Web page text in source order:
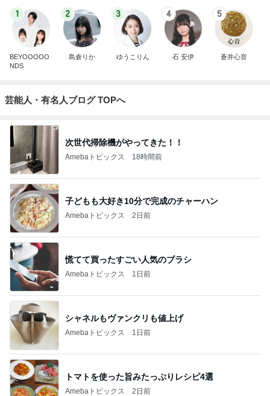
1
BEYOOOOO
NDS
2
島倉りか
3
ゆうこりん
4
石 安伊
5
蒼井心音
芸能人・有名人ブログ TOPへ
次世代掃除機がやってきた！！
Amebaトピックス 18時間前
子どもも大好き10分で完成のチャーハン
Amebaトピックス 2日前
慌てて買ったすごい人気のブラシ
Amebaトピックス 1日前
シャネルもヴァンクリも値上げ
Amebaトピックス 1日前
トマトを使った旨みたっぷりレシピ4選
Amebaトピックス 2日前